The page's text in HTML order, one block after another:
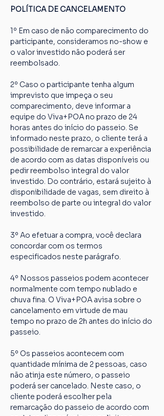
POLÍTICA DE CANCELAMENTO
1º Em caso de não comparecimento do
participante, consideramos no-show e
o valor investido não poderá ser
reembolsado.
2º Caso o participante tenha algum
imprevisto que impeça o seu
comparecimento, deve informar a
equipe do Viva+POA no prazo de 24
horas antes do início do passeio. Se
informado neste prazo, o cliente terá a
possibilidade de remarcar a experiência
de acordo com as datas disponíveis ou
pedir reembolso integral do valor
investido. Do contrário, estará sujeito à
disponibilidade de vagas, sem direito à
reembolso de parte ou integral do valor
investido.
3º Ao efetuar a compra, você declara
concordar com os termos
especificados neste parágrafo.
4º Nossos passeios podem acontecer
normalmente com tempo nublado e
chuva fina. O Viva+POA avisa sobre o
cancelamento em virtude de mau
tempo no prazo de 2h antes do início do
passeio.
5º Os passeios acontecem com
quantidade mínima de 2 pessoas, caso
não atinja este número, o passeio
poderá ser cancelado. Neste caso, o
cliente poderá escolher pela
remarcação do passeio de acordo com